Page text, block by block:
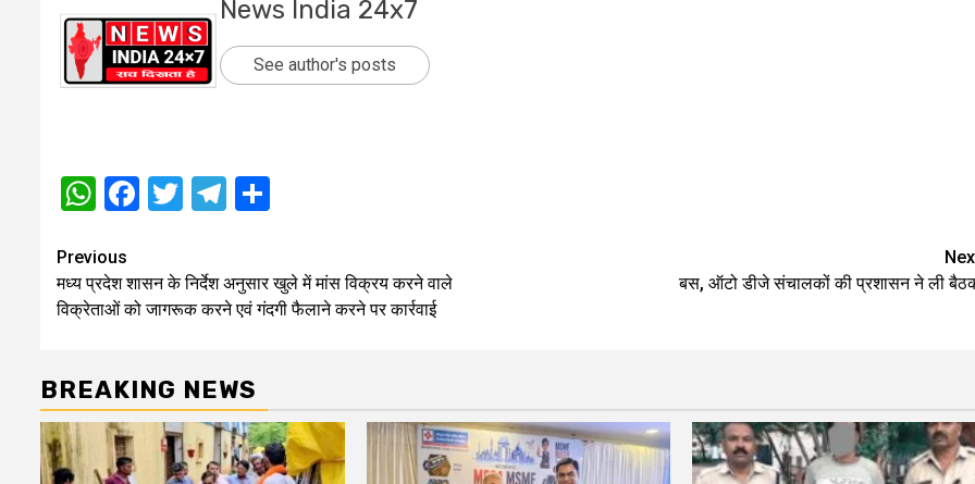
News India 24x7
See author's posts
WhatsApp
Facebook
TwitterTelegram
Post
navigation
Previous
मध्य प्रदेश शासन के निर्देश अनुसार खुले में मांस विक्रय करने वाले
विक्रेताओं को जागरूक करने एवं गंदगी फैलाने करने पर कार्रवाई
बस, ऑटो डीजे संचालकों की प्रशासन ने ली
BREAKING NEWS